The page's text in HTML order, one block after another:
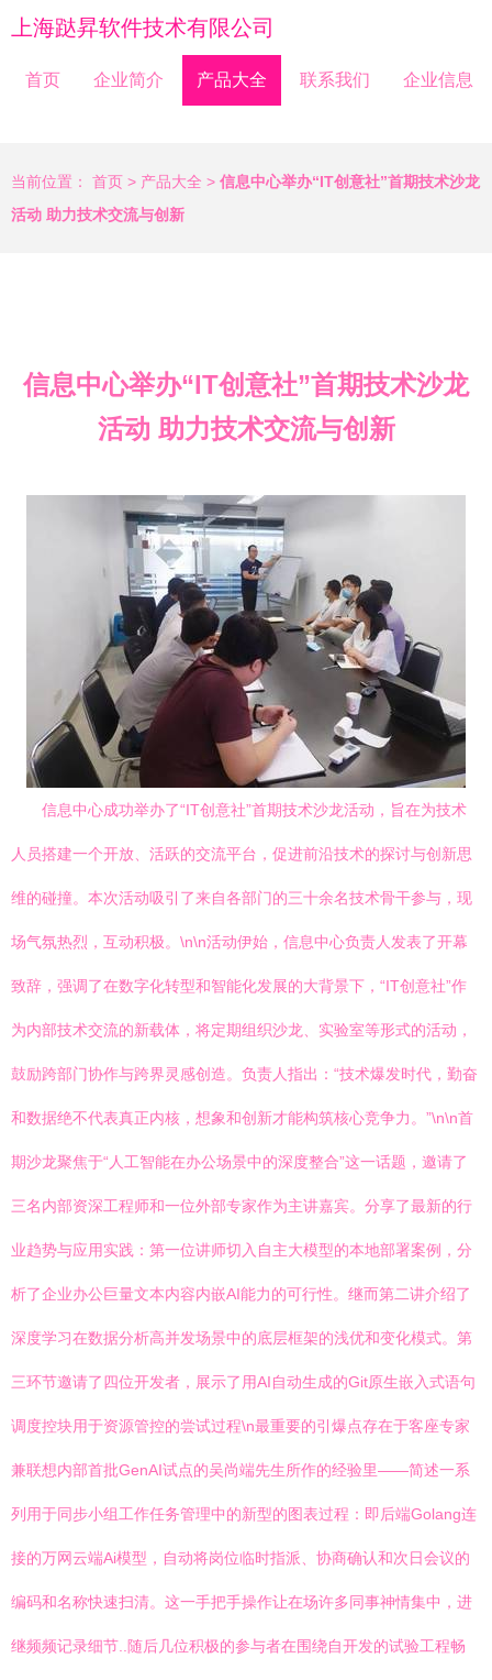
上海跶昇软件技术有限公司
首页 企业简介 产品大全 联系我们 企业信息
当前位置： 首页 > 产品大全 > 信息中心举办“IT创意社”首期技术沙龙
活动 助力技术交流与创新
信息中心举办“IT创意社”首期技术沙龙
活动 助力技术交流与创新
信息中心成功举办了“IT创意社”首期技术沙龙活动，旨在为技术
人员搭建一个开放、活跃的交流平台，促进前沿技术的探讨与创新思
维的碰撞。本次活动吸引了来自各部门的三十余名技术骨干参与，现
场气氛热烈，互动积极。\n\n活动伊始，信息中心负责人发表了开幕
致辞，强调了在数字化转型和智能化发展的大背景下，“IT创意社”作
为内部技术交流的新载体，将定期组织沙龙、实验室等形式的活动，
鼓励跨部门协作与跨界灵感创造。负责人指出：“技术爆发时代，勤奋
和数据绝不代表真正内核，想象和创新才能构筑核心竞争力。”\n\n首
期沙龙聚焦于“人工智能在办公场景中的深度整合”这一话题，邀请了
三名内部资深工程师和一位外部专家作为主讲嘉宾。分享了最新的行
业趋势与应用实践：第一位讲师切入自主大模型的本地部署案例，分
析了企业办公巨量文本内容内嵌AI能力的可行性。继而第二讲介绍了
深度学习在数据分析高并发场景中的底层框架的浅优和变化模式。第
三环节邀请了四位开发者，展示了用AI自动生成的Git原生嵌入式语句
调度控块用于资源管控的尝试过程\n最重要的引爆点存在于客座专家
兼联想内部首批GenAI试点的吴尚端先生所作的经验里——简述一系
列用于同步小组工作任务管理中的新型的图表过程：即后端Golang连
接的万网云端Ai模型，自动将岗位临时指派、协商确认和次日会议的
编码和名称快速扫清。这一手把手操作让在场许多同事神情集中，进
继频频记录细节..随后几位积极的参与者在围绕自开发的试验工程畅